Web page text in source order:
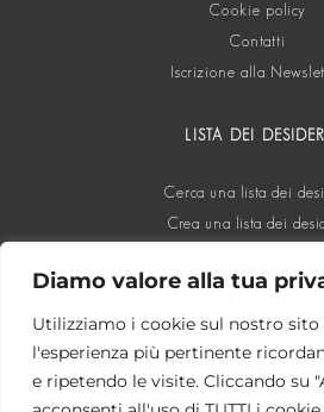
Diamo valore alla tua
Utilizziamo i cookie sul nostro
l'esperienza più pertinente
e ripetendo le visite. Cliccando su
Cookie policy
Contatti
Iscrizione alla
LISTA DEI DESIDERI
Cerca una lista dei
Crea una lista dei
SOCIAL